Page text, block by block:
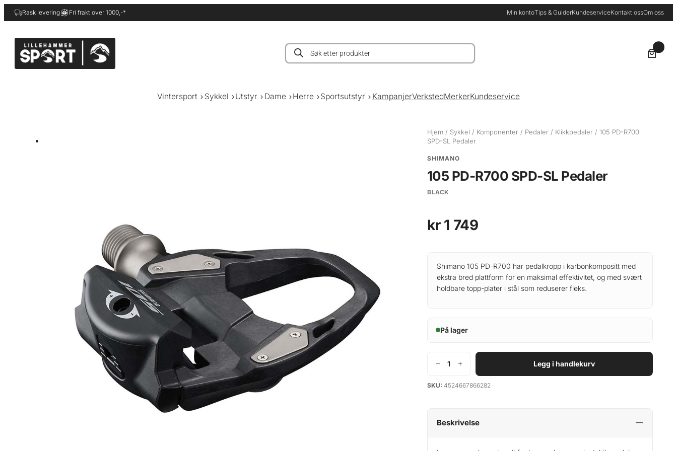
Hopp
til
Rask levering Fri frakt over 1000,-* Min kontoTips & GuiderKundeserviceKontakt ossOm oss
Products
search
Vintersport Sykkel Utstyr Dame Herre Sportsutstyr KampanjerVerkstedMerkerKundeservice
Hjem / Sykkel / Komponenter / Pedaler / Klikkpedaler / 105 PD-R700
SPD-SL Pedaler
SHIMANO
105 PD-R700 SPD-SL Pedaler
BLACK
kr1 749
Shimano 105 PD-R700 har pedalkropp i karbonkompositt med
ekstra bred plattform for en maksimal effektivitet, og med svært
holdbare topp-plater i stål som reduserer fleks.
På lager
i
− + Legg i handlekurv
SKU: 4524667866282
Beskrivelse